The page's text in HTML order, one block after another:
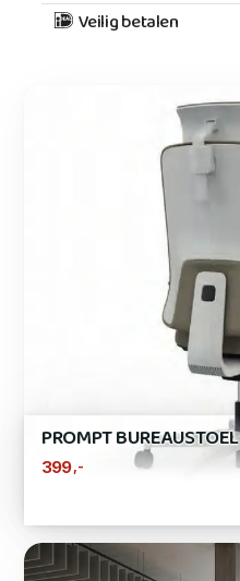
Veilig betalen
PROMPT BUREAUSTOEL
399 ,-